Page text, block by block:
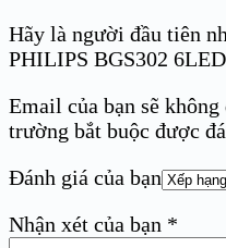
Hãy là người đầu tiên
PHILIPS BGS302
Email của bạn sẽ
trường bắt buộc được
Đánh giá của bạn
Nhận xét của bạn *